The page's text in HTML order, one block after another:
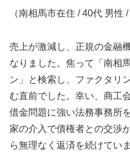
（南相馬市在住 / 40代 男性 /
売上が激減し、正規の金融
なりました。焦って「南相
ン」と検索し、ファクタリ
む直前でした。幸い、商工
借金問題に強い法務事務所
家の介入で債権者との交渉
ら無理なく返済を続けてい